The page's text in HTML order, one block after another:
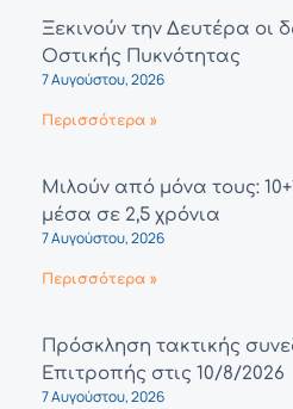
Ξεκινούν την Δευτέρα οι
Οστικής Πυκνότητας
7 Αυγούστου, 2026
Περισσότερα »
Μιλούν από μόνα τους:
μέσα σε 2,5 χρόνια
7 Αυγούστου, 2026
Περισσότερα »
Πρόσκληση τακτικής
Επιτροπής στις 10/8/2026
7 Αυγούστου, 2026